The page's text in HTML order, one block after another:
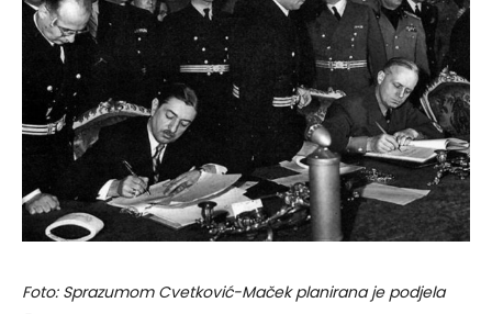
Foto: Sprazumom Cvetković-Maček planirana je podjela